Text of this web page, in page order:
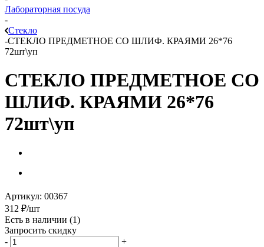
Лабораторная посуда
-
Стекло
-СТЕКЛО ПРЕДМЕТНОЕ СО ШЛИФ. КРАЯМИ 26*76
72шт\уп
СТЕКЛО ПРЕДМЕТНОЕ СО
ШЛИФ. КРАЯМИ 26*76
72шт\уп
Артикул: 00367
312 ₽/шт
Есть в наличии (1)
Запросить скидку
-
+